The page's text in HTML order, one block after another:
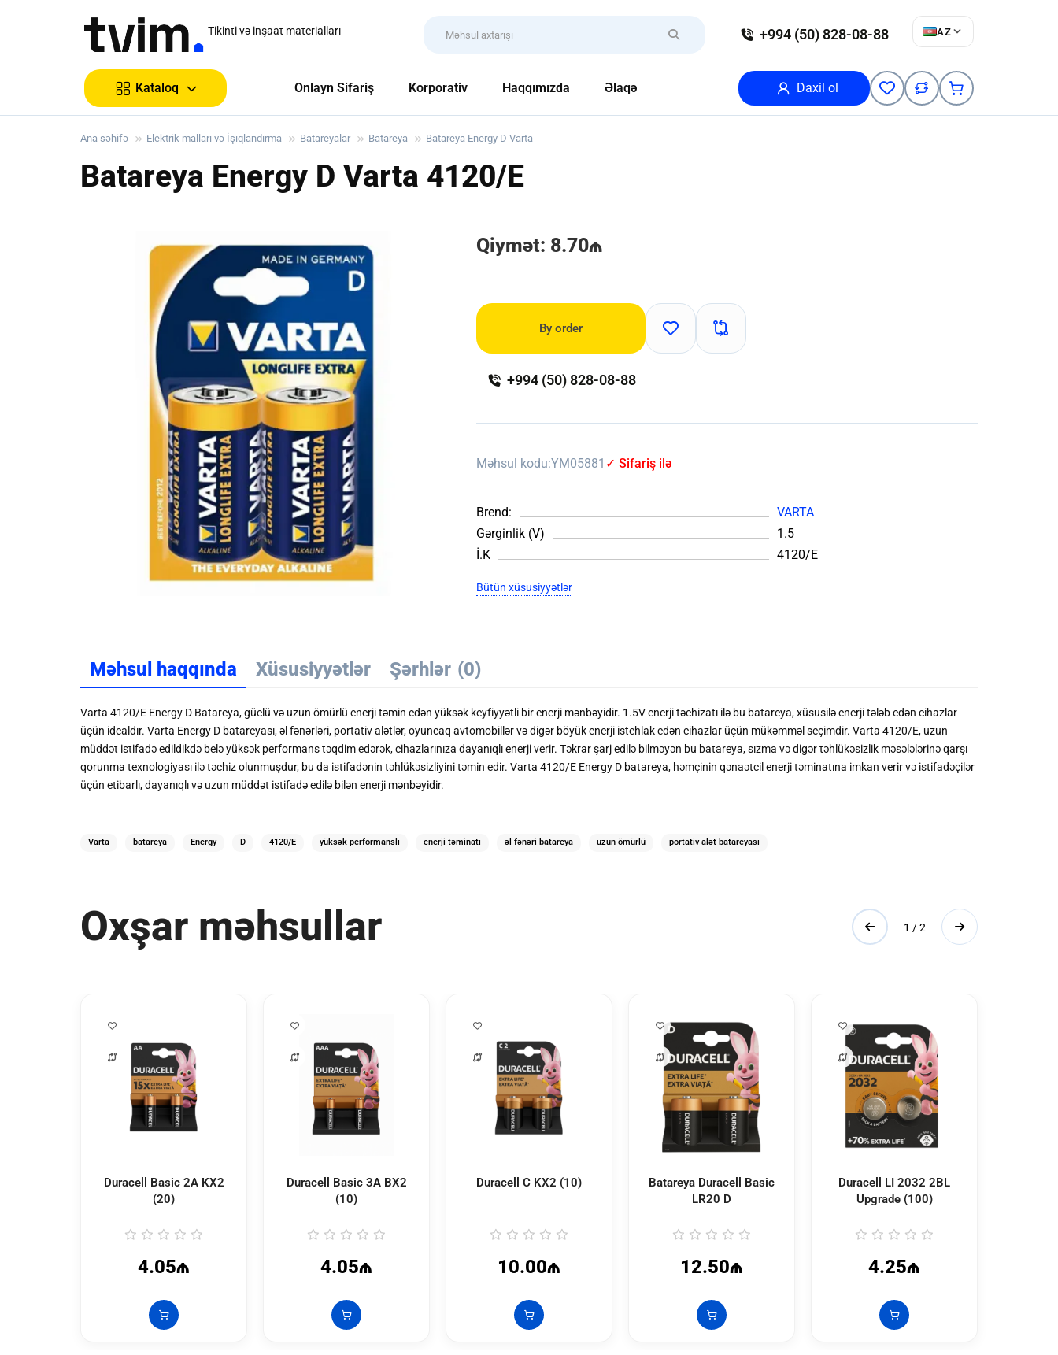
Tikinti və inşaat materialları +994 (50) 828-08-88 AZ
Kataloq Onlayn Sifariş Korporativ Haqqımızda Əlaqə Daxil ol
Ana səhifə Elektrik malları və İşıqlandırma Batareyalar Batareya Batareya Energy D Varta
Batareya Energy D Varta 4120/E
Qiymət: 8.70₼
By order
+994 (50) 828-08-88
Məhsul kodu:YM05881 ✓ Sifariş ilə
Brend:
VARTA
Gərginlik (V)
1.5
İ.K
4120/E
Bütün xüsusiyyətlər
Məhsul haqqında Xüsusiyyətlər Şərhlər (0)
Varta 4120/E Energy D Batareya, güclü və uzun ömürlü enerji təmin edən yüksək keyfiyyətli bir enerji mənbəyidir. 1.5V enerji təchizatı ilə bu batareya, xüsusilə enerji tələb edən cihazlar
üçün idealdır. Varta Energy D batareyası, əl fənərləri, portativ alətlər, oyuncaq avtomobillər və digər böyük enerji istehlak edən cihazlar üçün mükəmməl seçimdir. Varta 4120/E, uzun
müddət istifadə edildikdə belə yüksək performans təqdim edərək, cihazlarınıza dayanıqlı enerji verir. Təkrar şarj edilə bilməyən bu batareya, sızma və digər təhlükəsizlik məsələlərinə qarşı
qorunma texnologiyası ilə təchiz olunmuşdur, bu da istifadənin təhlükəsizliyini təmin edir. Varta 4120/E Energy D batareya, həmçinin qənaətcil enerji təminatına imkan verir və istifadəçilər
üçün etibarlı, dayanıqlı və uzun müddət istifadə edilə bilən enerji mənbəyidir.
Varta batareya Energy D 4120/E yüksək performanslı enerji təminatı əl fənəri batareya uzun ömürlü portativ alət batareyası
Oxşar məhsullar
Duracell Basic 2A KX2
(20)
4.05₼
Duracell Basic 3A BX2
(10)
4.05₼
Duracell C KX2 (10)
10.00₼
Batareya Duracell Basic
LR20 D
12.50₼
Duracell LI 2032 2BL
Upgrade (100)
4.25₼
1 / 2